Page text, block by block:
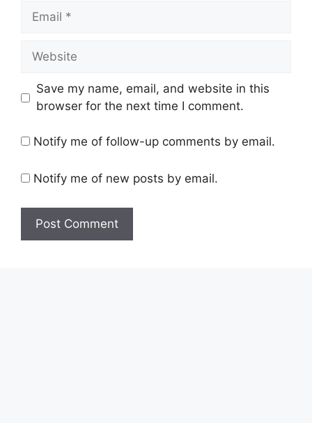
Email
Website
Save my name, email, and website in this
browser for the next time I comment.
Notify me of follow-up comments by email.
Notify me of new posts by email.